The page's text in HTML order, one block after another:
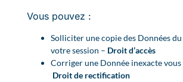
Vous pouvez :
Solliciter une copie des Données
votre session – Droit d’accès
Corriger une Donnée inexacte
Droit de rectification